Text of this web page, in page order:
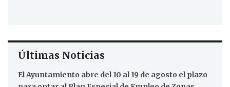
Últimas Noticias
El Ayuntamiento abre del 10 al 19 de agosto el plazo